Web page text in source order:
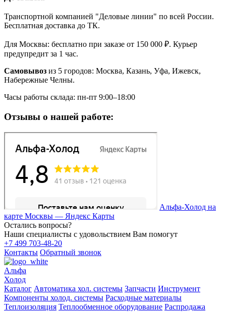
Транспортной компанией "Деловые линии" по всей России.
Бесплатная доставка до ТК.
Для Москвы: бесплатно при заказе от 150 000 ₽. Курьер
предупредит за 1 час.
Самовывоз из 5 городов: Москва, Казань, Уфа, Ижевск,
Набережные Челны.
Часы работы склада: пн-пт 9:00–18:00
Отзывы о нашей работе:
Альфа-Холод на
карте Москвы — Яндекс Карты
Остались вопросы?
Наши специалисты с удовольствием Вам помогут
+7 499 703-48-20
Контакты Обратный звонок
Альфа
Холод
Каталог Автоматика хол. системы Запчасти Инструмент
Компоненты холод. системы Расходные материалы
Теплоизоляция Теплообменное оборудование Распродажа